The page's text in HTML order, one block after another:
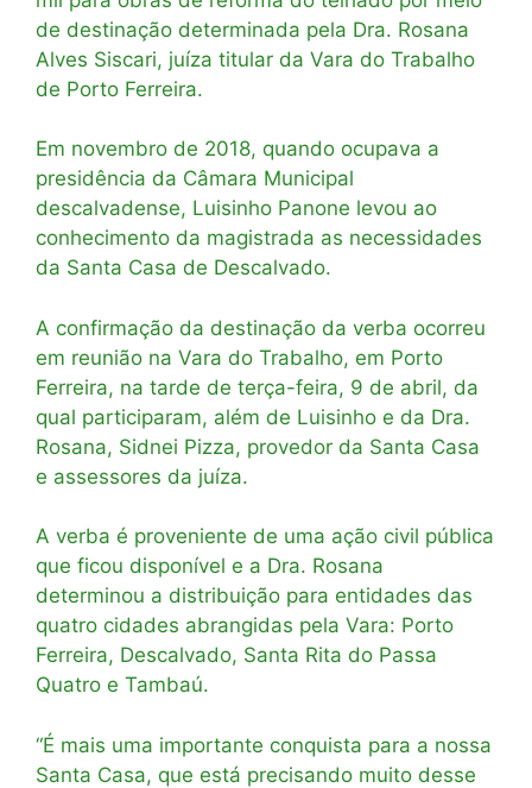
de destinação determinada pela Dra. Rosana
Alves Siscari, juíza titular da Vara do Trabalho
de Porto Ferreira.
Em novembro de 2018, quando ocupava a
presidência da Câmara Municipal
descalvadense, Luisinho Panone levou ao
conhecimento da magistrada as necessidades
da Santa Casa de Descalvado.
A confirmação da destinação da verba ocorreu
em reunião na Vara do Trabalho, em Porto
Ferreira, na tarde de terça-feira, 9 de abril, da
qual participaram, além de Luisinho e da Dra.
Rosana, Sidnei Pizza, provedor da Santa Casa
e assessores da juíza.
A verba é proveniente de uma ação civil pública
que ficou disponível e a Dra. Rosana
determinou a distribuição para entidades das
quatro cidades abrangidas pela Vara: Porto
Ferreira, Descalvado, Santa Rita do Passa
Quatro e Tambaú.
“É mais uma importante conquista para a nossa
Santa Casa, que está precisando muito desse